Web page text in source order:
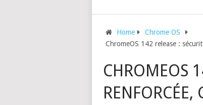
Home
Chrome OS
ChromeOS 142 release :
CHROMEOS
RENFORCÉE,